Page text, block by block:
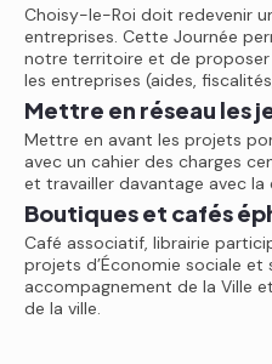
Choisy-le-Roi doit redevenir
entreprises. Cette Journée
notre territoire et de
les entreprises (aides,
Mettre en réseau les
Mettre en avant les projets
avec un cahier des charges
et travailler davantage avec la
Boutiques et cafés
Café associatif, librairie
projets d’Économie sociale
accompagnement de la Ville
de la ville.